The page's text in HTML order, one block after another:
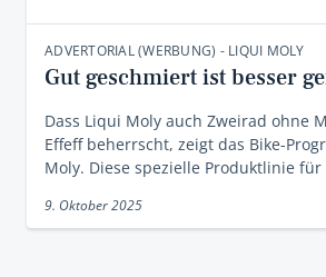
ADVERTORIAL (WERBUNG) - LIQUI MOLY
Gut geschmiert ist besser
Dass Liqui Moly auch Zweirad ohne
Effeff beherrscht, zeigt das Bike-
Moly. Diese spezielle Produktlinie
9. Oktober 2025